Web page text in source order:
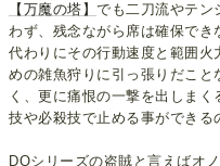
【万魔の塔】でも二刀流やテン
わず、残念ながら席は確保でき
代わりにその行動速度と範囲火
めの雑魚狩りに引っ張りだこ
く、更に痛恨の一撃を出しまく
技や必殺技で止める事ができる
DQシリーズの盗賊と言えばオ